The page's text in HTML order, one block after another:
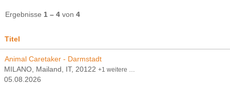
Ergebnisse 1 – 4 von 4
Titel
Animal Caretaker - Darmstadt
MILANO, Mailand, IT, 20122 +1 weitere …
05.08.2026